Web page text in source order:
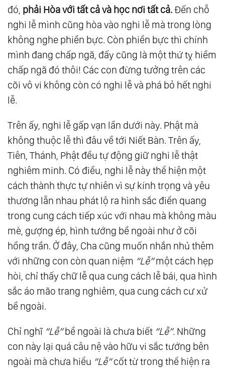
28.Thượng Đế Giảng Chân Lý: Câu 44
29.Thượng Đế Giảng Chân Lý: Câu 45
30. Thượng Đế Giảng Chân Lý: Câu 46
31.Thượng Đế Giảng Chân Lý: Câu 47
32.Thượng Đế Giảng Chân Lý: Câu 48
33. Thượng Đế Giảng Chân Lý: Câu 49
35. Thượng Đế Giảng Chân Lý: Câu 51
36.Thượng Đế Giảng Chân Lý: Câu 52, Câu
53, Câu 54
37.Thượng Đế Giảng Chân Lý: Câu 55, Câu 56
38.Thượng Đế Giảng Chân Lý: Câu 57, Câu 58
39.Thượng Đế Giảng Chân Lý: Câu 59
40.Thượng Đế Giảng Chân Lý: Câu 60
41.Thượng Đế Giảng Chân Lý: Câu 61
42.Thượng Đế Giảng Chân Lý: Câu 62
43.Huấn Từ Của Kim Thân Cha Về “Tình Yêu
Của Cha”
44. Trích Buổi Đàn Cơ 26/6 Mậu Ngọ (1978)
45.Trích “Đàn Cơ Đặc Biệt” Dành Cho Phái Tu
Vô Vi
46.Huấn Từ Của Kim Thân Cha Khi Tiếp Bạn
Đạo Cần Thơ Và Trà Vinh (1978)
đó, phải Hòa với tất cả và học nơi tất cả.Đến chỗ
nghi lễ mình cũng hòa vào nghi lễ mà trong lòng
không nghe phiền bực. Còn phiền bực thì chính
mình đang chấp ngã, đấy cũng là một thứ tỵ hiềm
chấp ngã đó thôi! Các con đừng tưởng trên các
cõi vô vi không còn có nghi lễ và phá bỏ hết nghi
lễ.
Trên ấy, nghi lễ gấp vạn lần dưới này. Phật mà
không thuộc lễ thì đâu về tới Niết Bàn. Trên ấy,
Tiên, Thánh, Phật đều tự động giữ nghi lễ thật
nghiêm minh. Có điều, nghi lễ này thể hiện một
cách thành thực tự nhiên vì sự kính trọng và yêu
thương lẫn nhau phát lộ ra hình sắc điển quang
trong cung cách tiếp xúc với nhau mà không màu
mè, gượng ép, hình tướng bề ngoài như ở cõi
hồng trần. Ở đây, Cha cũng muốn nhắn nhủ thêm
với những con còn quan niệm “Lễ”một cách hẹp
hòi, chỉ thấy chữ lễ qua cung cách lễ bái, qua hình
sắc áo mão trang nghiêm, qua cung cách cư xử
bề ngoài.
Chỉ nghĩ “Lễ” bề ngoài là chưa biết “Lễ”. Những
con này lại quá câu nệ vào hữu vi sắc tướng bên
ngoài mà chưa hiểu “Lễ”cốt từ trong thể hiện ra